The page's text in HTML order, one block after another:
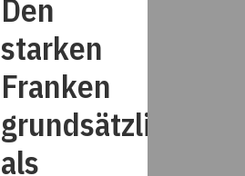
Den
starken
Franken
grundsätzlich
als